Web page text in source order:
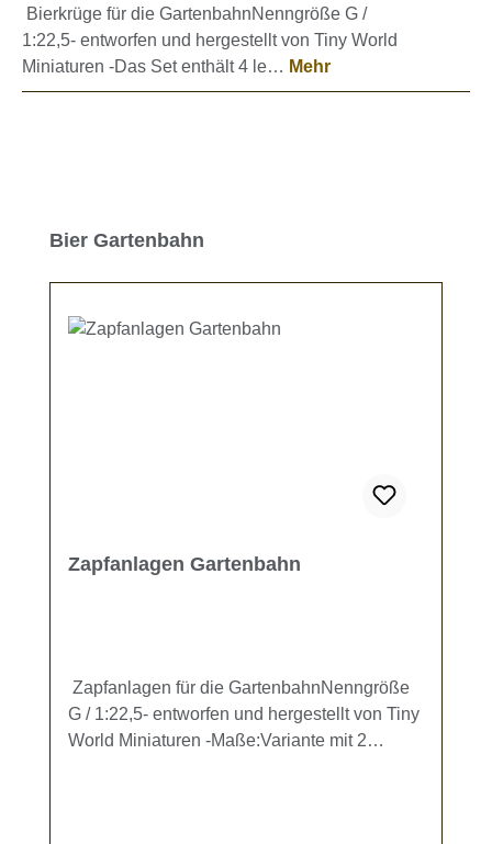
Bierkrüge für die GartenbahnNenngröße G /
1:22,5- entworfen und hergestellt von Tiny World
Miniaturen -Das Set enthält 4 le… Mehr
Produktgalerie überspringen
Bier Gartenbahn
Zapfanlagen Gartenbahn
Zapfanlagen für die GartenbahnNenngröße
G / 1:22,5- entworfen und hergestellt von Tiny
World Miniaturen -Maße:Variante mit 2